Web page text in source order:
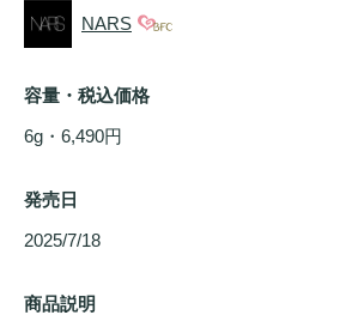
NARS
容量・税込価格
6g・6,490円
発売日
2025/7/18
商品説明